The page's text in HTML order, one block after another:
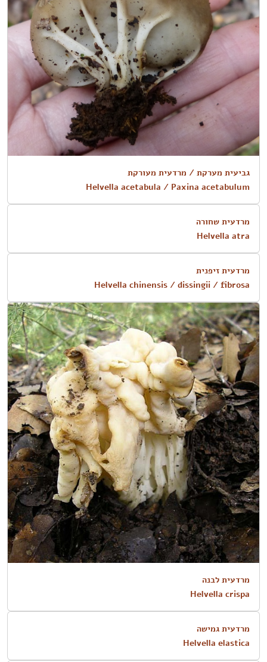
גביעית מערקת / מרדעית מעורקת
Helvella acetabula / Paxina acetabulum
מרדעית שחורה
Helvella atra
מרדעית זיפנית
Helvella chinensis / dissingii / fibrosa
מרדעית לבנה
Helvella crispa
מרדעית גמישה
Helvella elastica